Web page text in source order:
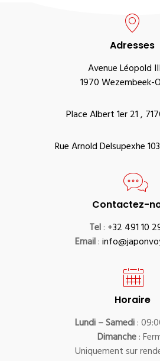
Adresses
Avenue Léopold
1970 Wezembeek-
Place Albert 1er 21 ,
Rue Arnold Delsupexhe
Contactez-
Tel: +32 491 10
Email:
Horaire
Lundi – Samedi:
Dimanche:
Uniquement sur